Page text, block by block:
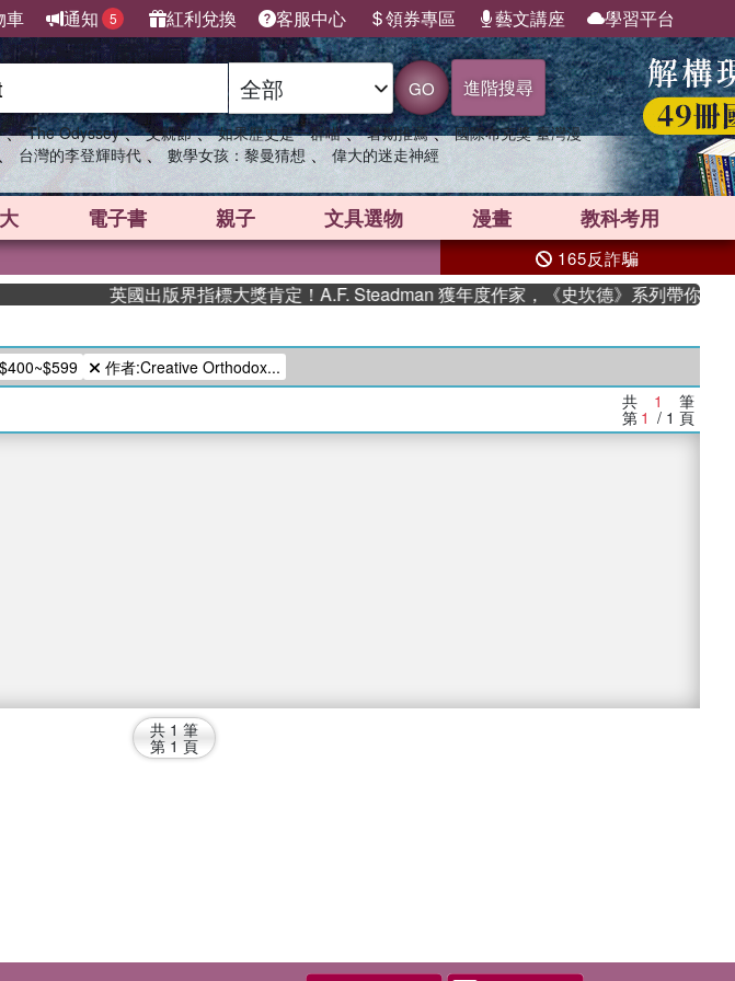
車 通知 5 紅利兌換 客服中心 領券專區 藝文講座 學習平台
GO 進階搜尋
、 The Odyssey 、 父親節 、 如果歷史是一群喵 、 暑期推薦 、 國際布克獎 臺灣漫
台灣的李登輝時代 、 數學女孩：黎曼猜想 、 偉大的迷走神經
電子書 親子 文具選物 漫畫 教科考用
165反詐騙
英國出版界指標大獎肯定！A.F. Steadman 獲年度作家，《史坎德》系列帶你踏上熱
作者:Creative Orthodox...
共 1 筆
第 1 / 1 頁
共 1 筆
第 1 頁